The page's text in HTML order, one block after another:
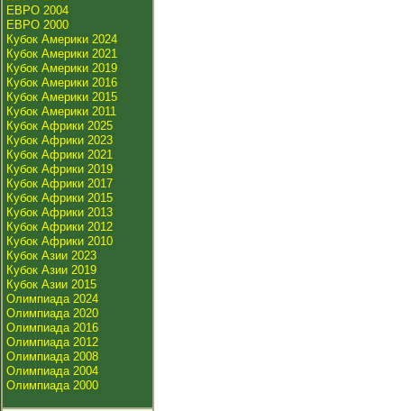
ЕВРО 2004
ЕВРО 2000
Кубок Америки 2024
Кубок Америки 2021
Кубок Америки 2019
Кубок Америки 2016
Кубок Америки 2015
Кубок Америки 2011
Кубок Африки 2025
Кубок Африки 2023
Кубок Африки 2021
Кубок Африки 2019
Кубок Африки 2017
Кубок Африки 2015
Кубок Африки 2013
Кубок Африки 2012
Кубок Африки 2010
Кубок Азии 2023
Кубок Азии 2019
Кубок Азии 2015
Олимпиада 2024
Олимпиада 2020
Олимпиада 2016
Олимпиада 2012
Олимпиада 2008
Олимпиада 2004
Олимпиада 2000